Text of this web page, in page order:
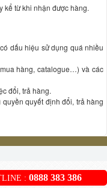
kể từ khi nhận được hàng.
dấu hiệu sử dụng quá nhiều
hàng, catalogue…) và các
đổi, trả hàng.
quyết định đổi, trả hàng
: 0888 383 386